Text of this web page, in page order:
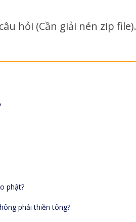
hỏi (Cần giải nén zip file).
phật?
phải thiền tông?